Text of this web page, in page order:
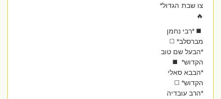
צו שבת הגדול*
◼️ *רבי נחמן
מברסלב* ◻️
*הבעל שם טוב
הקדוש* ◼️
*הבבא סאלי
הקדוש* ◻️
*הרב עובדיה